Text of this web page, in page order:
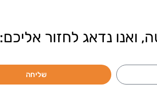
ואנו נדאג לחזור אליכם:
שליחה